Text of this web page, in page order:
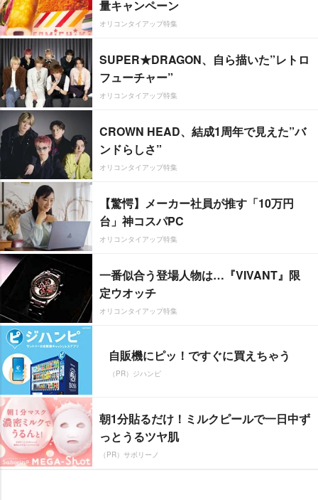
量キャンペーン
オリコンタイアップ特集
SUPER★DRAGON、自ら描いた”レトロ
フューチャー”
オリコンタイアップ特集
CROWN HEAD、結成1周年で見えた”バ
ンドらしさ”
オリコンタイアップ特集
【驚愕】メーカー社員が推す「10万円
台」神コスパPC
オリコンタイアップ特集
一番似合う登場人物は…『VIVANT』限
定ウオッチ
オリコンタイアップ特集
自販機にピッ！ですぐに買えちゃう
（PR）ジハンピ
朝1分貼るだけ！ミルクピールで一日中ず
っとうるツヤ肌
（PR）サボリーノ